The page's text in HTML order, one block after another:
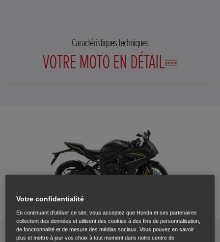
Caractéristiques techniques
VOTRE MOTO EN DÉTAIL
CBR650R E-Clutch 2026
Prix incl. 17% TVA et Honda Quality Delivery
Votre confidentialité
En continuant d'utiliser ce site, vous acceptez que Honda et ses partenaires
collectent des données et utilisent des cookies à des fins de personnalisation,
de fonctionnalité et de mesure des médias sociaux. Vous pouvez en savoir
plus et mettre à jour vos choix à tout moment dans notre centre de